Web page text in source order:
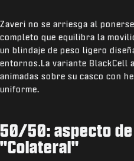
Zaveri no se arriesga al
completo que equilibra la
un blindaje de peso ligero
entornos.La variante BlackCell
animadas sobre su casco con
uniforme.
50/50: aspecto
"Colateral"